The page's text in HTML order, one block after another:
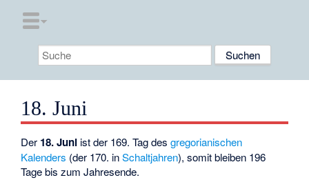
18. Juni
Der 18. Juni ist der 169. Tag desgregorianischen
Kalenders (der 170. inSchaltjahren), somit bleiben 196
Tage bis zum Jahresende.